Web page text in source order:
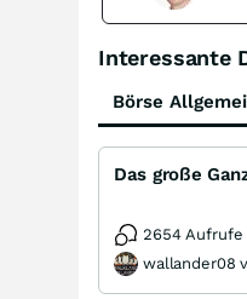
Interessante
Börse
2654 Aufrufe
wallander08